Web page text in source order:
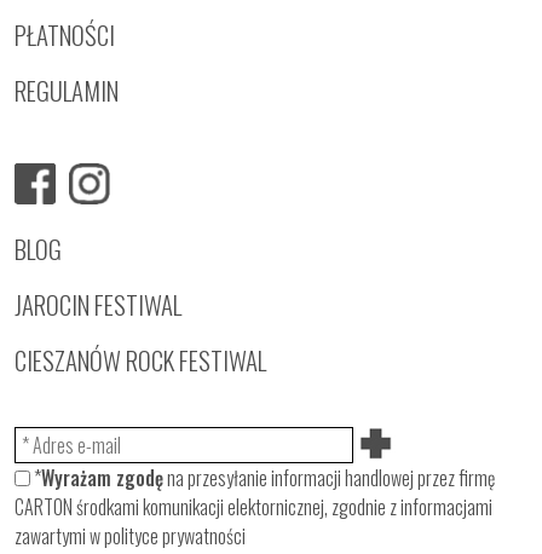
PŁATNOŚCI
REGULAMIN
BLOG
JAROCIN FESTIWAL
CIESZANÓW ROCK FESTIWAL
*Wyrażam zgodęna przesyłanie informacji handlowej przez firmę
CARTON środkami komunikacji elektornicznej, zgodnie z informacjami
zawartymi wpolityce prywatności